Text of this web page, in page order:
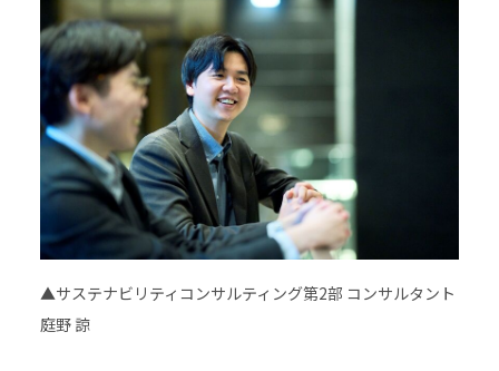
▲サステナビリティコンサルティング第2部 コンサルタント
庭野 諒